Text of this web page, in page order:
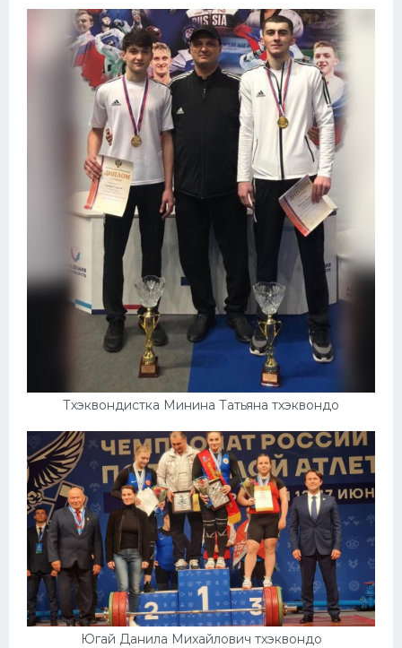
Тхэквондистка Минина Татьяна тхэквондо
Югай Данила Михайлович тхэквондо